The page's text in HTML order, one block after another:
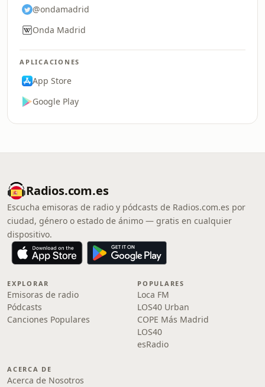
@ondamadrid
Onda Madrid
APLICACIONES
App Store
Google Play
Radios.com.es
Escucha emisoras de radio y pódcasts de Radios.com.es por
ciudad, género o estado de ánimo — gratis en cualquier
dispositivo.
EXPLORAR
Emisoras de radio
Pódcasts
Canciones Populares
POPULARES
Loca FM
LOS40 Urban
COPE Más Madrid
LOS40
esRadio
ACERCA DE
Acerca de Nosotros